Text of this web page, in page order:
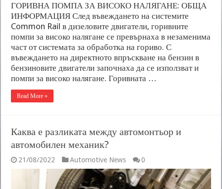
ГОРИВНА ПОМПА ЗА ВИСОКО НАЛЯГАНЕ: ОБЩА
ИНФОРМАЦИЯ След въвеждането на системите
Common Rail в дизеловите двигатели, горивните
помпи за високо налягане се превърнаха в незаменима
част от системата за обработка на гориво. С
въвеждането на директното впръскване на бензин в
бензиновите двигатели започнаха да се използват и
помпи за високо налягане. Горивната …
Read More »
Каква е разликата между автомонтьор и
автомобилен механик?
21/08/2022 Automotive News 0